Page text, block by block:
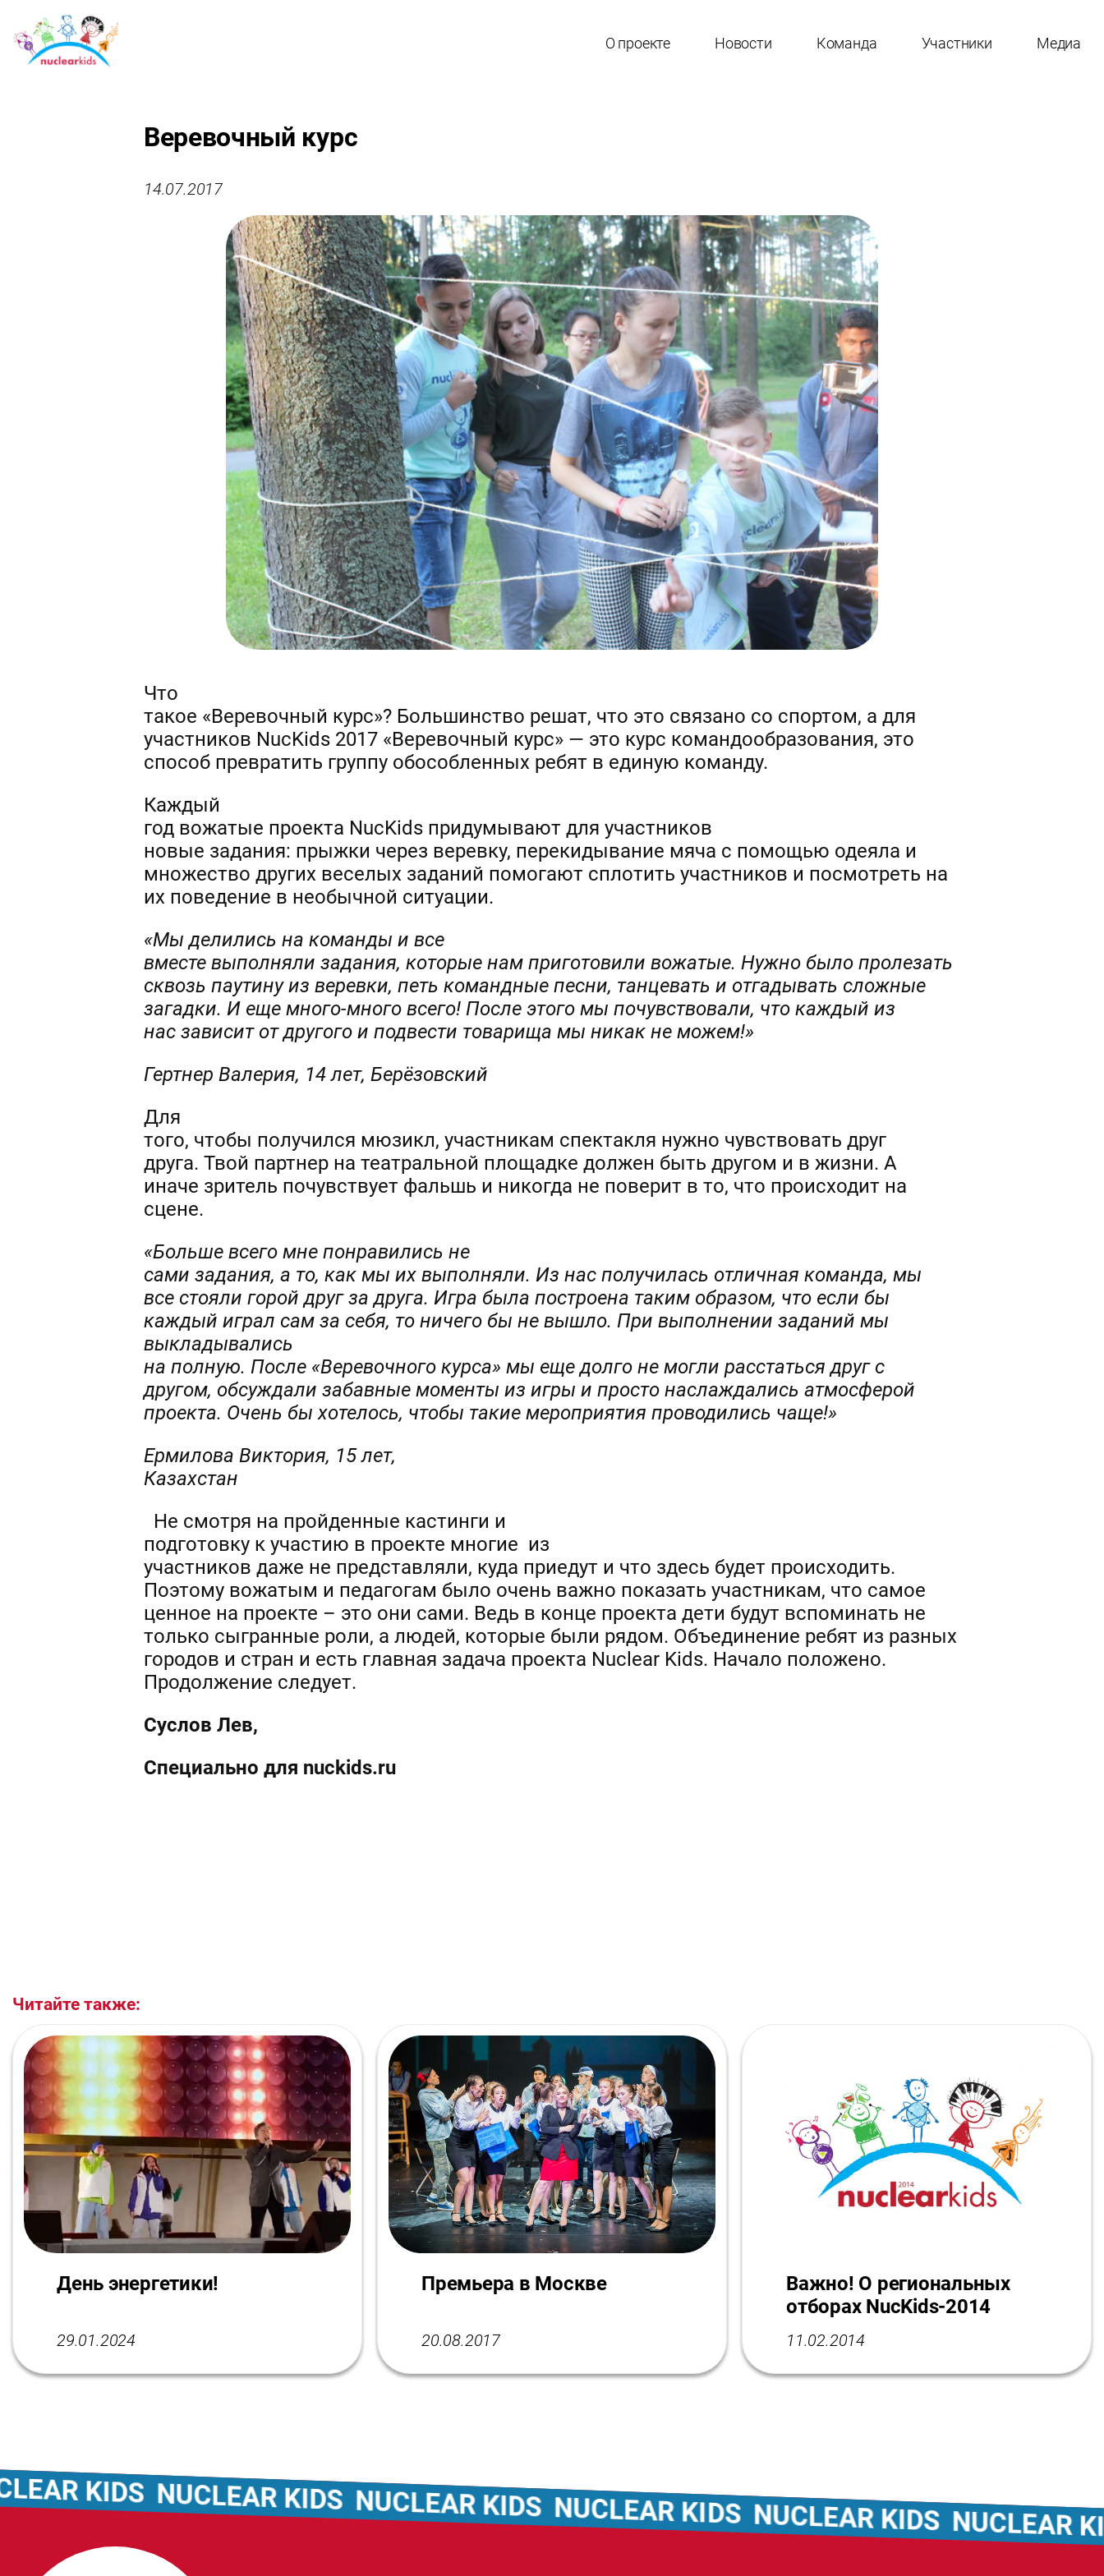
О проекте Новости Команда Участники Медиа
Веревочный курс
14.07.2017
Что
такое «Веревочный курс»? Большинство решат, что это связано со спортом, а для
участников NucKids 2017 «Веревочный курс» — это курс командообразования, это
способ превратить группу обособленных ребят в единую команду.
Каждый
год вожатые проекта NucKids придумывают для участников
новые задания: прыжки через веревку, перекидывание мяча с помощью одеяла и
множество других веселых заданий помогают сплотить участников и посмотреть на
их поведение в необычной ситуации.
«Мы делились на команды и все
вместе выполняли задания, которые нам приготовили вожатые. Нужно было пролезать
сквозь паутину из веревки, петь командные песни, танцевать и отгадывать сложные
загадки. И еще много-много всего! После этого мы почувствовали, что каждый из
нас зависит от другого и подвести товарища мы никак не можем!»
Гертнер Валерия, 14 лет, Берёзовский
Для
того, чтобы получился мюзикл, участникам спектакля нужно чувствовать друг
друга. Твой партнер на театральной площадке должен быть другом и в жизни. А
иначе зритель почувствует фальшь и никогда не поверит в то, что происходит на
сцене.
«Больше всего мне понравились не
сами задания, а то, как мы их выполняли. Из нас получилась отличная команда, мы
все стояли горой друг за друга. Игра была построена таким образом, что если бы
каждый играл сам за себя, то ничего бы не вышло. При выполнении заданий мы
выкладывались
на полную. После «Веревочного курса» мы еще долго не могли расстаться друг с
другом, обсуждали забавные моменты из игры и просто наслаждались атмосферой
проекта. Очень бы хотелось, чтобы такие мероприятия проводились чаще!»
Ермилова Виктория, 15 лет,
Казахстан
Не смотря на пройденные кастинги и
подготовку к участию в проекте многие из
участников даже не представляли, куда приедут и что здесь будет происходить.
Поэтому вожатым и педагогам было очень важно показать участникам, что самое
ценное на проекте – это они сами. Ведь в конце проекта дети будут вспоминать не
только сыгранные роли, а людей, которые были рядом. Объединение ребят из разных
городов и стран и есть главная задача проекта Nuclear Kids. Начало положено.
Продолжение следует.
Суслов Лев,
Специально для nuckids.ru
Читайте также:
День энергетики!
29.01.2024
Премьера в Москве
20.08.2017
Важно! О региональных
отборах NucKids-2014
11.02.2014
KIDS NUCLEAR KIDS NUCLEAR KIDS NUCLEAR KIDS NUCLEAR KIDS NUCLEAR KIDS